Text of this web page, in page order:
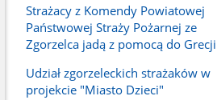
Strażacy z Komendy Powiatowej
Państwowej Straży Pożarnej ze
Zgorzelca jadą z pomocą do Grecji
Udział zgorzeleckich strażaków w
projekcie "Miasto Dzieci"